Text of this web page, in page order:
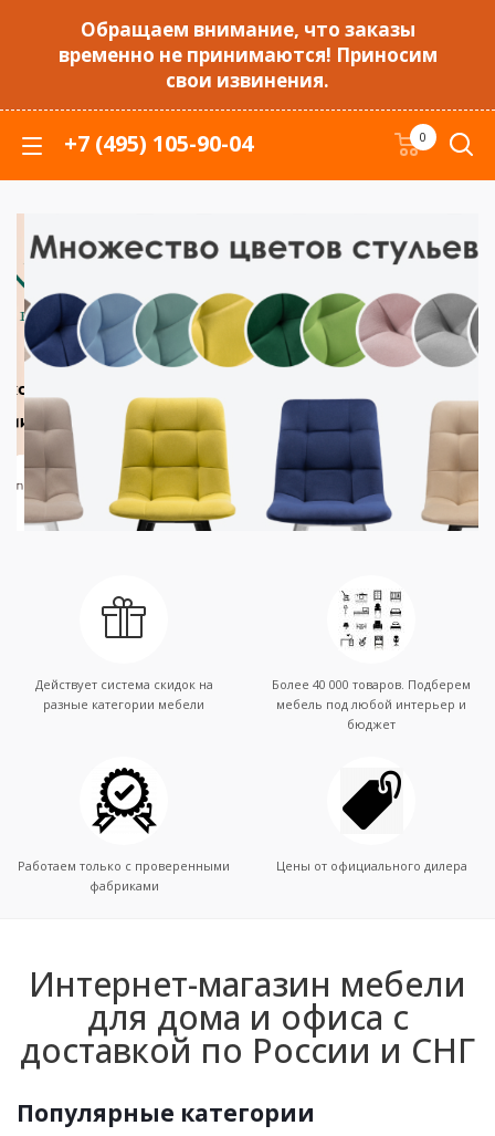
Обращаем внимание, что заказы
временно не принимаются! Приносим
свои извинения.
+7 (495) 105-90-04 0
Действует система скидок на
разные категории мебели
Более 40 000 товаров. Подберем
мебель под любой интерьер и
бюджет
Работаем только с проверенными
фабриками
Цены от официального дилера
Интернет-магазин мебели
для дома и офиса с
доставкой по России и СНГ
Популярные категории